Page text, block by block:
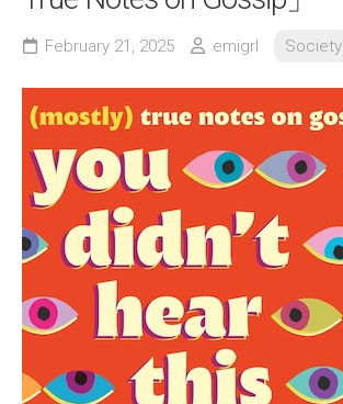
February 21, 2025 emigrl Society